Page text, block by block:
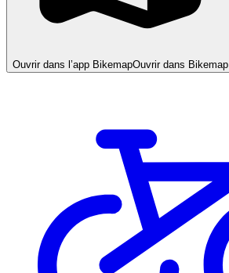
Ouvrir dans l’app BikemapOuvrir dans Bikemap